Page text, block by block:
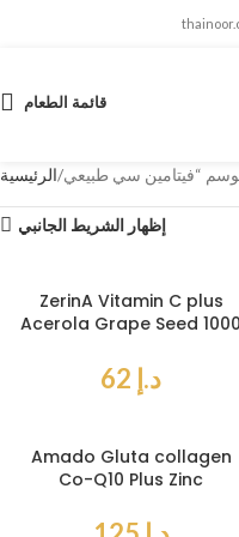
قائمة الطعام
الرئيسية
إظهار الشريط الجانبي
ZerinA Vitamin C plus
Acerola Grape Seed 1000
د.إ
Amado Gluta collagen
Co-Q10 Plus Zinc